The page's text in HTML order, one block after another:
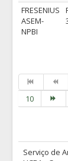
FRESENIUS
ASEM-
NPBI
10
Serviço de